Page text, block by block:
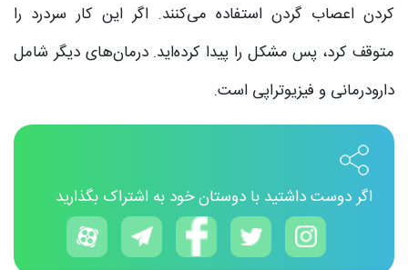
کردن اعصاب گردن استفاده می‌کنند. اگر این کار سردرد را
متوقف کرد، پس مشکل را پیدا کرده‌اید. درمان‌های دیگر شامل
دارودرمانی و فیزیوتراپی است.
اگر دوست داشتید با دوستان خود به اشتراک بگذارید